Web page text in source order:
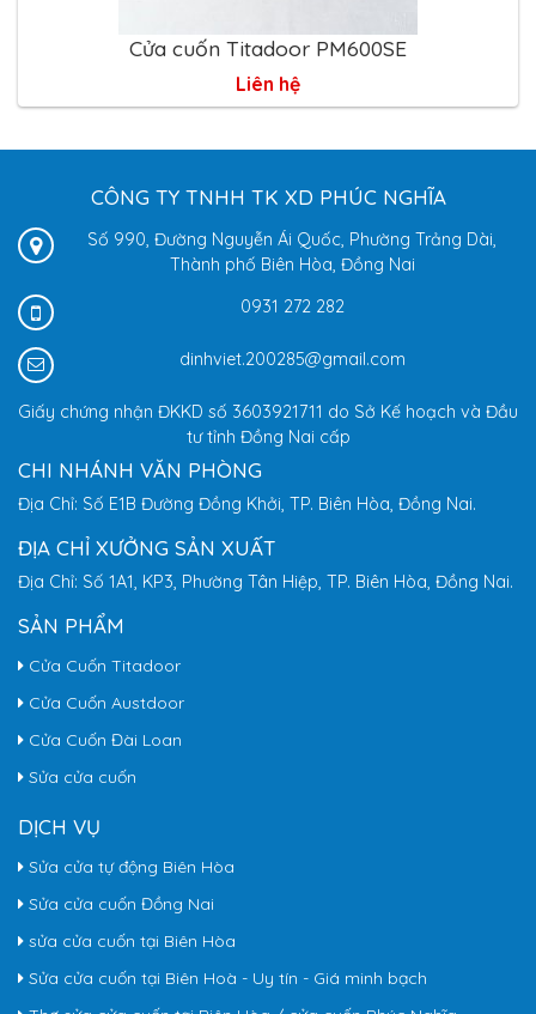
Cửa cuốn Titadoor PM600SE
Liên hệ
CÔNG TY TNHH TK XD PHÚC NGHĨA
Số 990, Đường Nguyễn Ái Quốc, Phường Trảng Dài,
Thành phố Biên Hòa, Đồng Nai
0931 272 282
dinhviet.200285@gmail.com
Giấy chứng nhận ĐKKD số 3603921711 do Sở Kế hoạch và Đầu
tư tỉnh Đồng Nai cấp
CHI NHÁNH VĂN PHÒNG
Địa Chỉ: Số E1B Đường Đồng Khởi, TP. Biên Hòa, Đồng Nai.
ĐỊA CHỈ XƯỞNG SẢN XUẤT
Địa Chỉ: Số 1A1, KP3, Phường Tân Hiệp, TP. Biên Hòa, Đồng Nai.
SẢN PHẨM
Cửa Cuốn Titadoor
Cửa Cuốn Austdoor
Cửa Cuốn Đài Loan
Sửa cửa cuốn
DỊCH VỤ
Sửa cửa tự động Biên Hòa
Sửa cửa cuốn Đồng Nai
sửa cửa cuốn tại Biên Hòa
Sửa cửa cuốn tại Biên Hoà - Uy tín - Giá minh bạch